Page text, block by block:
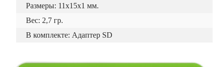
Размеры: 11x15x1 мм.
Вес: 2,7 гр.
В комплекте: Адаптер SD